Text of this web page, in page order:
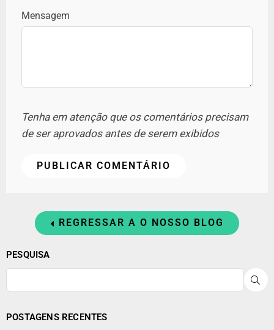
Mensagem
Tenha em atenção que os comentários precisam
de ser aprovados antes de serem exibidos
REGRESSAR A O NOSSO BLOG
PESQUISA
POSTAGENS RECENTES